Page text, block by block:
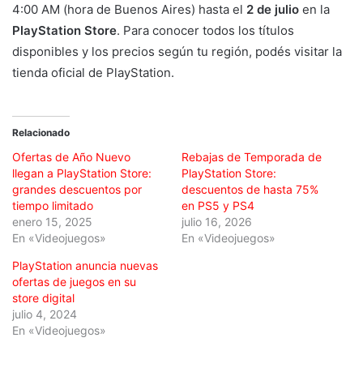
4:00 AM (hora de Buenos Aires) hasta el 2 de julio en la
PlayStation Store. Para conocer todos los títulos
disponibles y los precios según tu región, podés visitar la
tienda oficial de PlayStation.
Relacionado
Ofertas de Año Nuevo
llegan a PlayStation Store:
grandes descuentos por
tiempo limitado
enero 15, 2025
En «Videojuegos»
Rebajas de Temporada de
PlayStation Store:
descuentos de hasta 75%
en PS5 y PS4
julio 16, 2026
En «Videojuegos»
PlayStation anuncia nuevas
ofertas de juegos en su
store digital
julio 4, 2024
En «Videojuegos»